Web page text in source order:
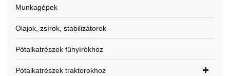
Munkagépek
Olajok, zsírok, stabilizátorok
Pótalkatrészek fűnyírókhoz
Pótalkatrészek traktorokhoz